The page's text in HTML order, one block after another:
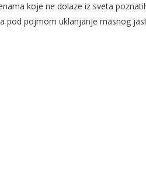
koje ne dolaze iz sveta
pod pojmom uklanjanje masnog